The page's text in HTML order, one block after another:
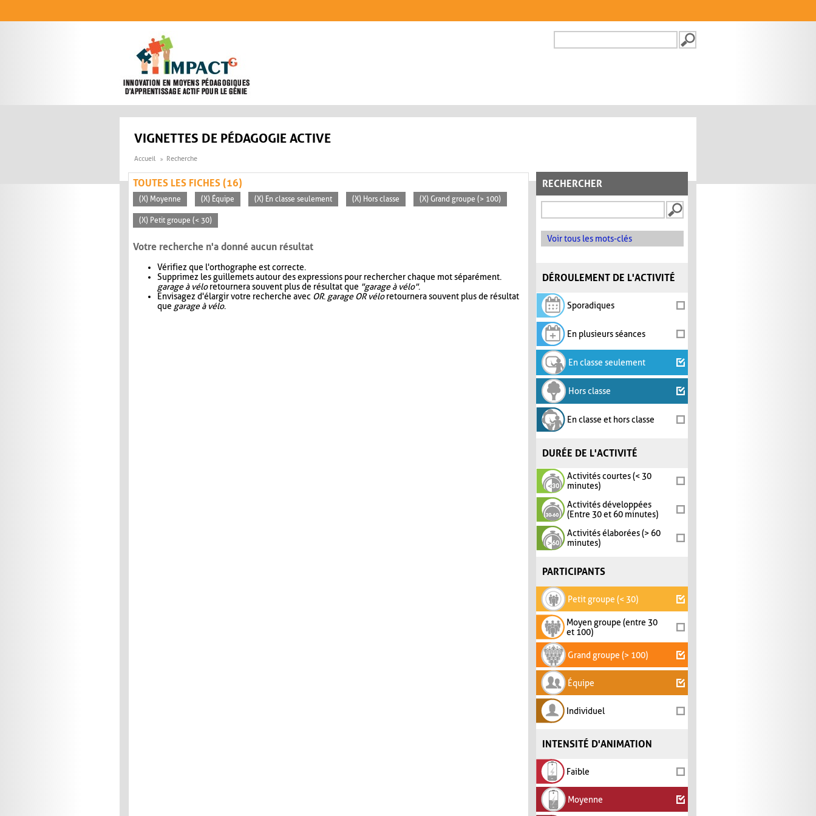
FORMULAIRE DE
VIGNETTES DE PÉDAGOGIE ACTIVE
Accueil Recherche
RECHERCHER
Voir tous les mots-clés
DÉROULEMENT DE L'ACTIVITÉ
Sporadiques
En plusieurs séances
En classe seulement
Hors classe
En classe et hors classe
DURÉE DE L'ACTIVITÉ
Activités courtes (< 30
minutes)
Activités développées
(Entre 30 et 60 minutes)
Activités élaborées (> 60
minutes)
PARTICIPANTS
Petit groupe (< 30)
Moyen groupe (entre 30
et 100)
Grand groupe (> 100)
Équipe
Individuel
INTENSITÉ D'ANIMATION
Faible
Moyenne
TOUTES LES FICHES (16)
(X) Moyenne (X) Équipe (X) En classe seulement (X) Hors classe (X) Grand groupe (> 100)
(X) Petit groupe (< 30)
Votre recherche n'a donné aucun résultat
Vérifiez que l'orthographe est correcte.
Supprimez les guillemets autour des expressions pour rechercher chaque mot séparément.
garage à véloretournera souvent plus de résultat que "garage à vélo".
Envisagez d'élargir votre recherche avec OR. garage OR véloretournera souvent plus de résultat
que garage à vélo.